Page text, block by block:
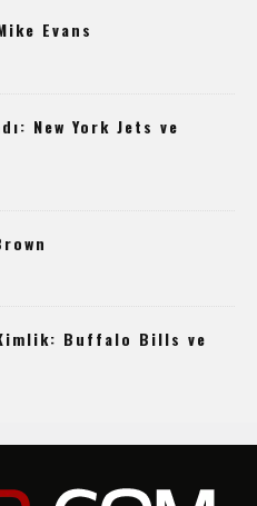
Evans
New York Jets ve
Buffalo Bills ve